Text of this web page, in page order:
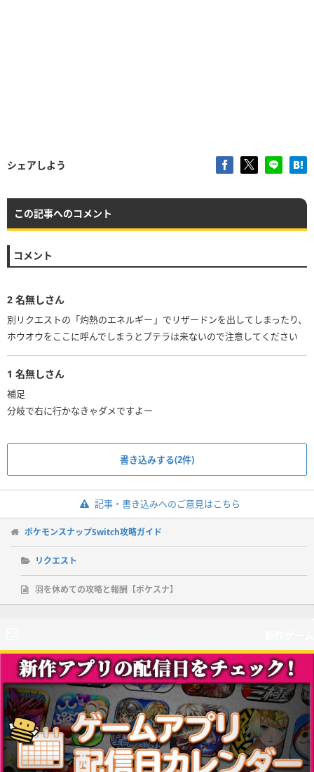
シェアしよう
この記事へのコメント
コメント
2 名無しさん
別リクエストの「灼熱のエネルギー」でリザードンを出してしまったり、
ホウオウをここに呼んでしまうとプテラは来ないので注意してください
1 名無しさん
補足
分岐で右に行かなきゃダメですよー
書き込みする(2件)
記事・書き込みへのご意見はこちら
ポケモンスナップSwitch攻略ガイド
リクエスト
羽を休めての攻略と報酬【ポケスナ】